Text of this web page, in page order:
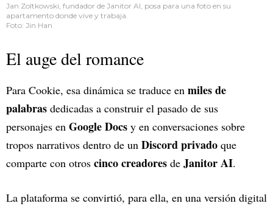
Jan Zoltkowski, fundador de Janitor AI, posa para una foto en su
apartamento donde vive y trabaja.
Foto: Jin Han
El auge del romance
Para Cookie, esa dinámica se traduce en miles de
palabras dedicadas a construir el pasado de sus
personajes en Google Docs y en conversaciones sobre
tropos narrativos dentro de un Discord privado que
comparte con otros cinco creadores de Janitor AI.
La plataforma se convirtió, para ella, en una versión digital